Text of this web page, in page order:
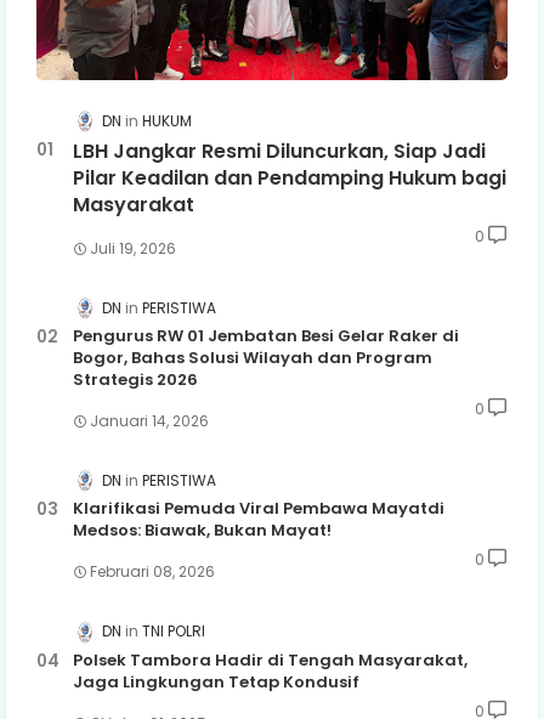
DN HUKUM
LBH Jangkar Resmi Diluncurkan, Siap Jadi
Pilar Keadilan dan Pendamping Hukum bagi
Masyarakat
Juli 19, 2026
0
DN PERISTIWA
Pengurus RW 01 Jembatan Besi Gelar Raker di
Bogor, Bahas Solusi Wilayah dan Program
Strategis 2026
Januari 14, 2026
0
DN PERISTIWA
Klarifikasi Pemuda Viral Pembawa Mayatdi
Medsos: Biawak, Bukan Mayat!
Februari 08, 2026
0
DN TNI POLRI
Polsek Tambora Hadir di Tengah Masyarakat,
Jaga Lingkungan Tetap Kondusif
0